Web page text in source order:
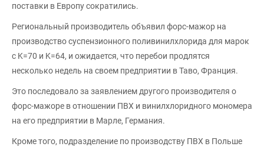
поставки в Европу сократились.
Региональный производитель объявил форс-мажор на
производство суспензионного поливинилхлорида для марок
с K=70 и K=64, и ожидается, что перебои продлятся
несколько недель на своем предприятии в Таво, Франция.
Это последовало за заявлением другого производителя о
форс-мажоре в отношении ПВХ и винилхлоридного мономера
на его предприятии в Марле, Германия.
Кроме того, подразделение по производству ПВХ в Польше